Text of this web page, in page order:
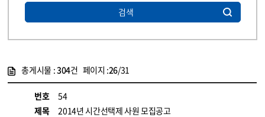
검색
총게시물 :304건 페이지 :26/31
번호
54
제목
2014년 시간선택제 사원 모집공고